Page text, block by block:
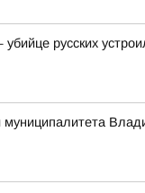
русских